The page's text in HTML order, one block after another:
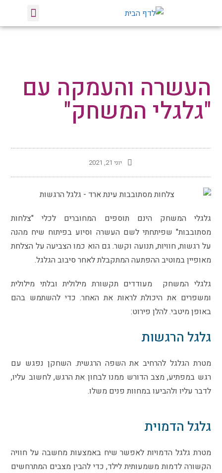
העשרה והעמקה עם
"גלגלי המשחק"
יוני 21, 2021
גלגלי המשחק הינם תוספים המחוברים לכלי "צלחות
מסתובבות" שפיתחתי לשם העשרה וסיוע בפיתוח שיח מהנה
על רגשות, חוויות, תנועה וקשר. גם הוא כמו הצביעה על הצלחת
מאופיין במוטיב ההפתעה המתקבלת לאחר סיבוב הגלגל.
גלגלי המשחק מעודדים תקשורת מילולית ובלתי מילולית
ומשפרים את היכולת לראות את האחר. כדי להשתמש בהם
באופן מיטבי. להלן פירוט:
גלגל הרגשות
מטרת הגלגל להרחיב את השפה הרגשית. השחקן נפגש עם
רגש במפתיע, מצב הדורש ממנו לבחון את הרגש, לחשוב עליו,
לדבר עליו ולהביעו במחוות פנים משלו.
גלגל הדמוית
מטרת גלגל הדמויות לאפשר שיח באמצעות מחשבה על חוויה
הקשורה לדמות משמעותית לילד, כדי להבין מצבים המתרחשים